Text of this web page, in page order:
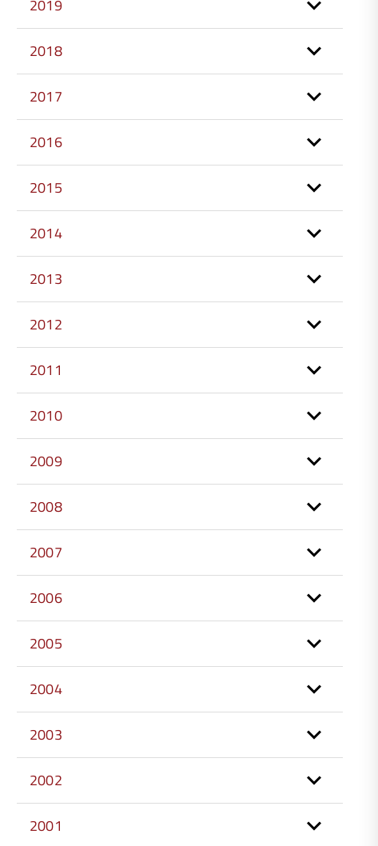
2019
2018
2017
2016
2015
2014
2013
2012
2011
2010
2009
2008
2007
2006
2005
2004
2003
2002
2001